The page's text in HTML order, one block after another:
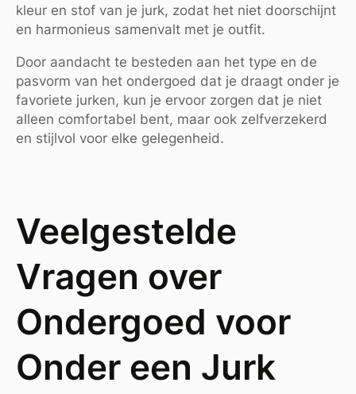
kleur en stof van je jurk, zodat het niet doorschijnt
en harmonieus samenvalt met je outfit.
Door aandacht te besteden aan het type en de
pasvorm van het ondergoed dat je draagt onder je
favoriete jurken, kun je ervoor zorgen dat je niet
alleen comfortabel bent, maar ook zelfverzekerd
en stijlvol voor elke gelegenheid.
Veelgestelde
Vragen over
Ondergoed voor
Onder een Jurk